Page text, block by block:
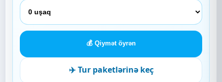
💰 Qiymət öyrən
✈️ Tur paketlərinə keç